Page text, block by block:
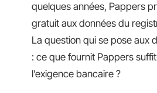
quelques années, Pappers
gratuit aux données du
La question qui se pose aux
: ce que fournit Pappers
l’exigence bancaire ?